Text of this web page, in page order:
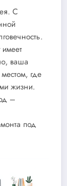
С
ваша
где
жизни.
–
под